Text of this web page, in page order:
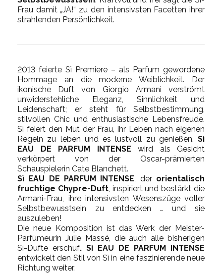
Frau damit „JA!“ zu den intensivsten Facetten ihrer
strahlenden Persönlichkeit.
2013 feierte Sì Premiere – als Parfum gewordene
Hommage an die moderne Weiblichkeit. Der
ikonische Duft von Giorgio Armani verströmt
unwiderstehliche Eleganz, Sinnlichkeit und
Leidenschaft; er steht für Selbstbestimmung,
stilvollen Chic und enthusiastische Lebensfreude.
Sì feiert den Mut der Frau, ihr Leben nach eigenen
Regeln zu leben und es lustvoll zu genießen. Sì
EAU DE PARFUM INTENSE wird als Gesicht
verkörpert von der Oscar-prämierten
Schauspielerin Cate Blanchett.
Sì EAU DE PARFUM INTENSE , der orientalisch
fruchtige Chypre-Duft, inspiriert und bestärkt die
Armani-Frau, ihre intensivsten Wesenszüge voller
Selbstbewusstsein zu entdecken … und sie
auszuleben!
Die neue Komposition ist das Werk der Meister-
Parfümeurin Julie Massé, die auch alle bisherigen
Sì-Düfte erschuf. Sì EAU DE PARFUM INTENSE
entwickelt den Stil von Sì in eine faszinierende neue
Richtung weiter.